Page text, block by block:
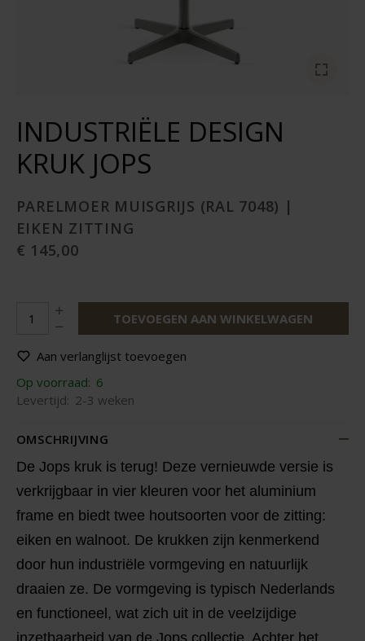
INDUSTRIËLE DESIGN
KRUK JOPS
PARELMOER MUISGRIJS (RAL 7048) |
EIKEN ZITTING
€ 145,00
TOEVOEGEN AAN WINKELWAGEN
Aan verlanglijst toevoegen
Op voorraad: 6
Levertijd: 2-3 weken
OMSCHRIJVING
De Jops kruk is terug! Deze vernieuwde versie is
verkrijgbaar in vier kleuren voor het aluminium
frame en biedt twee houtsoorten voor de zitting:
eiken en walnoot. De krukken zijn kenmerkend
door hun industriële vormgeving en natuurlijk
draaien ze. De vormgeving is typisch Nederlands
en functioneel, wat zich uit in de veelzijdige
inzetbaarheid van de Jops collectie. Achter het